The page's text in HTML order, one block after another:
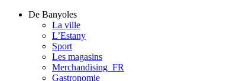
De Banyoles
La ville
L’Estany
Sport
Les magasins
Merchandising_FR
Gastronomie